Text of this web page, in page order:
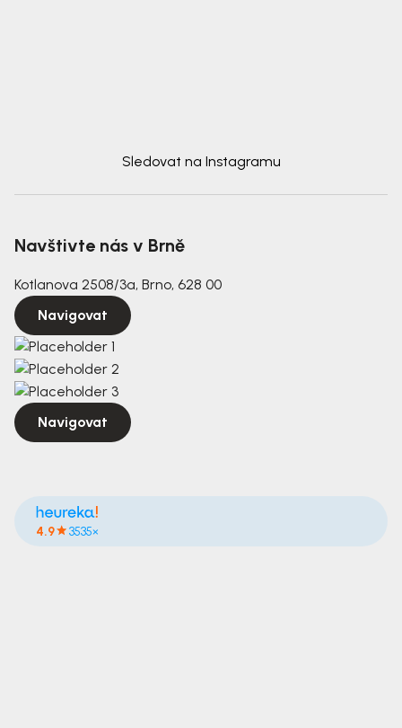
Sledovat na Instagramu
Navštivte nás v Brně
Kotlanova 2508/3a, Brno, 628 00
Navigovat
Navigovat
4.9 3535×